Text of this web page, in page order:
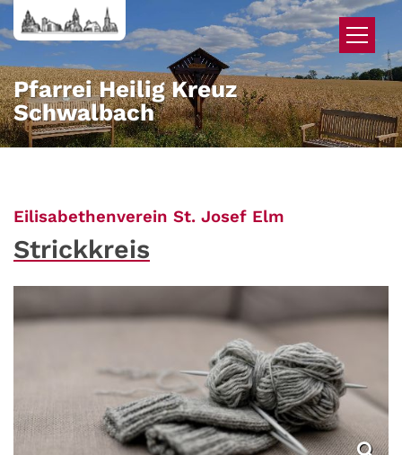
Zum Inhalt springen
Pfarrei Heilig Kreuz
Schwalbach
Eilisabethenverein St. Josef Elm
Strickkreis